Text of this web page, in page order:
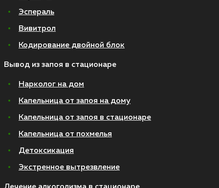
Эспераль
Вивитрол
Кодирование двойной блок
Вывод из запоя в стационаре
Нарколог на дом
Капельница от запоя на дому
Капельница от запоя в стационаре
Капельница от похмелья
Детоксикация
Экстренное вытрезвление